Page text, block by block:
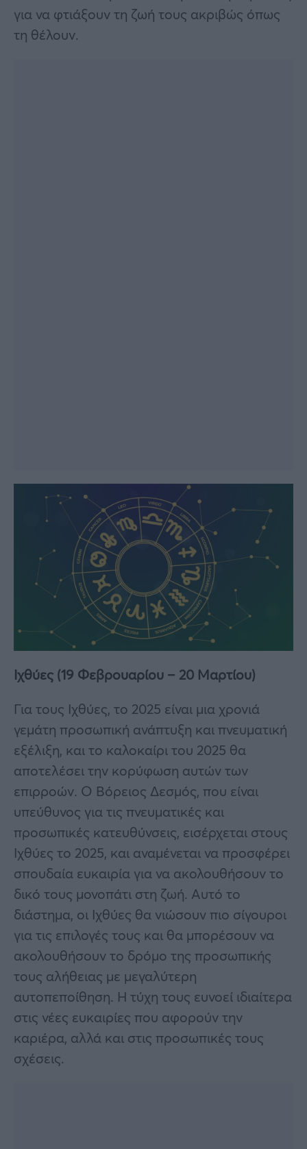
για να φτιάξουν τη ζωή τους ακριβώς όπως
τη θέλουν.
Ιχθύες (19 Φεβρουαρίου – 20 Μαρτίου)
Για τους Ιχθύες, το 2025 είναι μια χρονιά
γεμάτη προσωπική ανάπτυξη και πνευματική
εξέλιξη, και το καλοκαίρι του 2025 θα
αποτελέσει την κορύφωση αυτών των
επιρροών. Ο Βόρειος Δεσμός, που είναι
υπεύθυνος για τις πνευματικές και
προσωπικές κατευθύνσεις, εισέρχεται στους
Ιχθύες το 2025, και αναμένεται να προσφέρει
σπουδαία ευκαιρία για να ακολουθήσουν το
δικό τους μονοπάτι στη ζωή. Αυτό το
διάστημα, οι Ιχθύες θα νιώσουν πιο σίγουροι
για τις επιλογές τους και θα μπορέσουν να
ακολουθήσουν το δρόμο της προσωπικής
τους αλήθειας με μεγαλύτερη
αυτοπεποίθηση. Η τύχη τους ευνοεί ιδιαίτερα
στις νέες ευκαιρίες που αφορούν την
καριέρα, αλλά και στις προσωπικές τους
σχέσεις.